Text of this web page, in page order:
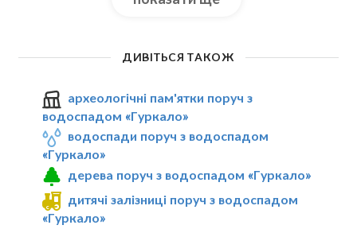
ДИВІТЬСЯ ТАКОЖ
археологічні пам'ятки поруч з
водоспадом «Гуркало»
водоспади поруч з водоспадом
«Гуркало»
дерева поруч з водоспадом «Гуркало»
дитячі залізниці поруч з водоспадом
«Гуркало»